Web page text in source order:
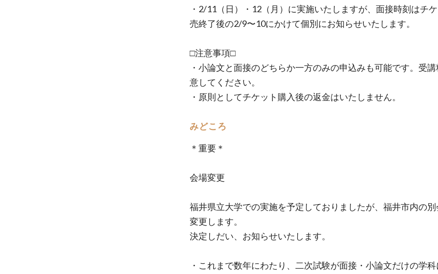
・2/11（日）・12（月）に実施いたしますが、面接時刻はチ
売終了後の2/9〜10にかけて個別にお知らせいたします。
□注意事項□
・小論文と面接のどちらか一方のみの申込みも可能です。受
意してください。
・原則としてチケット購入後の返金はいたしません。
みどころ
＊重要＊
会場変更
福井県立大学での実施を予定しておりましたが、福井市内の別
変更します。
決定しだい、お知らせいたします。
・これまで数年にわたり、二次試験が面接・小論文だけの学